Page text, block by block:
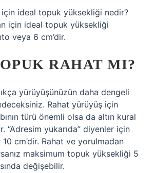
için ideal topuk yüksekliği nedir?
için ideal topuk yüksekliği
veya 6 cm’dir.
RAHAT MI?
yürüyüşünüzün daha dengeli
Rahat yürüyüş için
türü önemli olsa da altın kural
“Adresim yukarıda” diyenler için
10 cm’dir. Rahat ve yorulmadan
maksimum topuk yüksekliği 5
değişebilir.